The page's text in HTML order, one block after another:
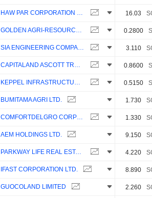
HAW PAR CORPORATION LIMITED 16.03
GOLDEN AGRI-RESOURCES LTD 0.2800
SIA ENGINEERING COMPANY LIMITED 3.110
CAPITALAND ASCOTT TRUST 0.8600
KEPPEL INFRASTRUCTURE TRUST 0.5150
BUMITAMA AGRI LTD. 1.730
COMFORTDELGRO CORPORATION LIMITED 1.330
AEM HOLDINGS LTD. 9.150
PARKWAY LIFE REAL ESTATE INVESTMENT TRUST 4.220
IFAST CORPORATION LTD. 8.890
GUOCOLAND LIMITED 2.260